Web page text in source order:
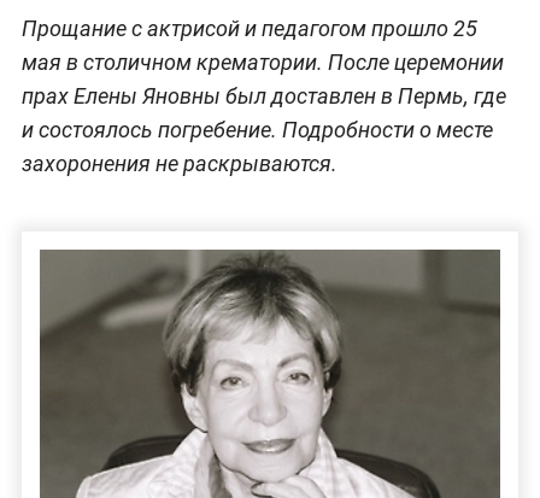
Прощание с актрисой и педагогом прошло 25
мая в столичном крематории. После церемонии
прах Елены Яновны был доставлен в Пермь, где
и состоялось погребение. Подробности о месте
захоронения не раскрываются.